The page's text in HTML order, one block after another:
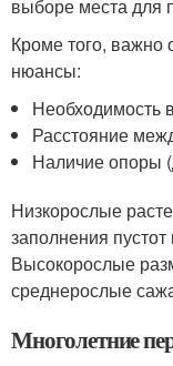
выборе места для
Кроме того,
нюансы:
Необходимость
Расстояние
Наличие опоры
Низкорослые
заполнения
Высокорослые
среднерослые
Многолетние